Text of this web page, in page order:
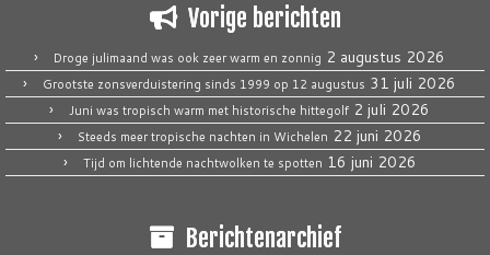
Vorige berichten
Droge julimaand was ook zeer warm en zonnig 2 augustus 2026
Grootste zonsverduistering sinds 1999 op 12 augustus 31 juli 2026
Juni was tropisch warm met historische hittegolf 2 juli 2026
Steeds meer tropische nachten in Wichelen 22 juni 2026
Tijd om lichtende nachtwolken te spotten 16 juni 2026
Berichtenarchief